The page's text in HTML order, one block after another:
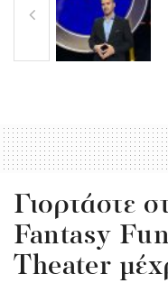
Γιορτάστε
Fantasy
Theater